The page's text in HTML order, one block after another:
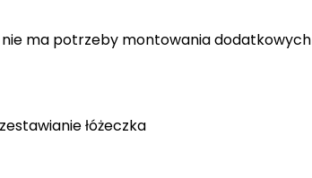
ma potrzeby montowania dodatkowych
łóżeczka